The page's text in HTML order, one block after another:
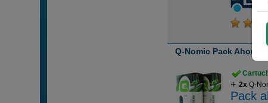
Q-Nomic Pack Ahorro
2xQ-
Pack